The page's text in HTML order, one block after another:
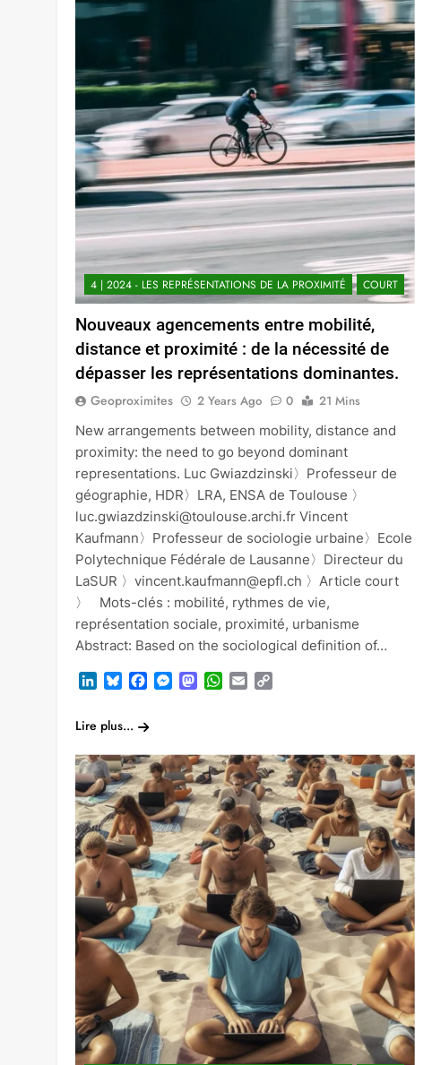
4 | 2024 - LES REPRÉSENTATIONS DE LA PROXIMITÉ COURT
Nouveaux agencements entre mobilité,
distance et proximité : de la nécessité de
dépasser les représentations dominantes.
Geoproximites 2 Years Ago 0
21 Mins
New arrangements between mobility, distance and
proximity: the need to go beyond dominant
representations. Luc Gwiazdzinski〉Professeur de
géographie, HDR〉LRA, ENSA de Toulouse 〉
luc.gwiazdzinski@toulouse.archi.fr Vincent
Kaufmann〉Professeur de sociologie urbaine〉Ecole
Polytechnique Fédérale de Lausanne〉Directeur du
LaSUR 〉vincent.kaufmann@epfl.ch 〉Article court
〉 Mots-clés : mobilité, rythmes de vie,
représentation sociale, proximité, urbanisme
Abstract: Based on the sociological definition of…
LinkedInBlueskyFacebook
Messenger
Mastodon
WhatsApp
Email
Lire plus...